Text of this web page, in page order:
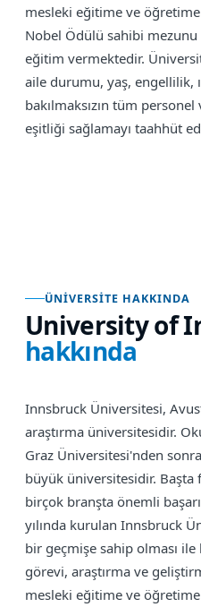
mesleki eğitime ve
Nobel Ödülü sahibi
eğitim vermektedir.
aile durumu, yaş, engellilik,
bakılmaksızın tüm
eşitliği sağlamayı taahhüt
ÜNIVERSITE HAKKINDA
University of
hakkında
Innsbruck Üniversitesi,
araştırma üniversitesidir.
Graz Üniversitesi'nden
büyük üniversitesidir.
birçok branşta önemli
yılında kurulan Innsbruck
bir geçmişe sahip olması
görevi, araştırma ve
mesleki eğitime ve